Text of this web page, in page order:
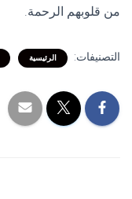
من قلوبهم الرحمة.
التصنيفات: الرئيسية